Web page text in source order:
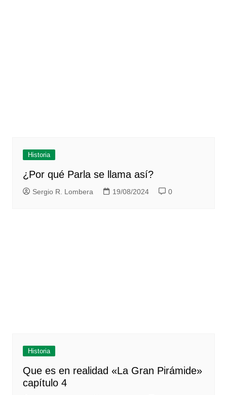
Historia
¿Por qué Parla se llama así?
Sergio R. Lombera 19/08/2024 0
Historia
Que es en realidad «La Gran Pirámide»
capítulo 4